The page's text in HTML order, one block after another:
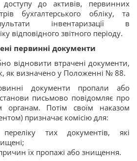
до активів, первинних
бухгалтерського обліку, та
інвентаризації в
відповідного звітного періоду.
первинні документи
відновити втрачені документи,
як визначено у Положенні № 88.
документи пропали або
письмово повідомляє про
органам. Потім своїм наказом
призначає комісію для:
переліку тих документів, які
їх пропажі або знищення.